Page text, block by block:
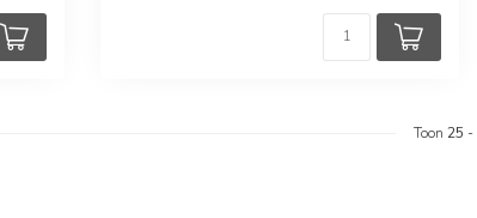
Toon 25 -